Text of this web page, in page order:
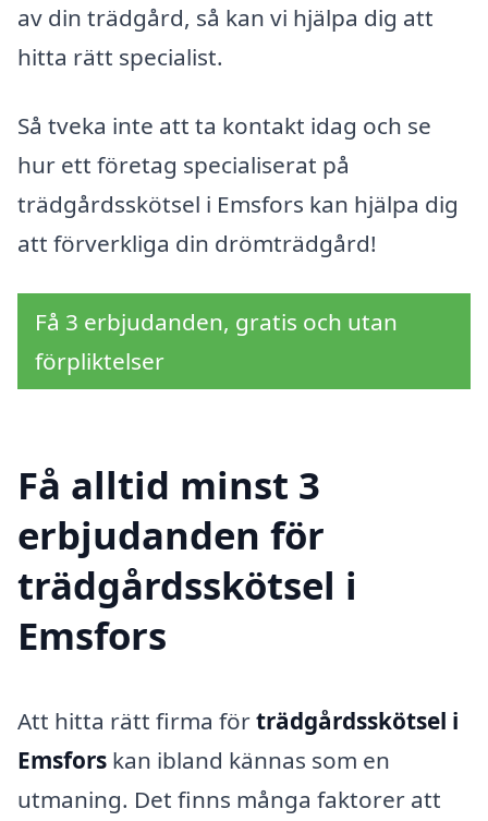
av din trädgård, så kan vi hjälpa dig att
hitta rätt specialist.
Så tveka inte att ta kontakt idag och se
hur ett företag specialiserat på
trädgårdsskötsel i Emsfors kan hjälpa dig
att förverkliga din drömträdgård!
Få 3 erbjudanden, gratis och utan
förpliktelser
Få alltid minst 3
erbjudanden för
trädgårdsskötsel i
Emsfors
Att hitta rätt firma förträdgårdsskötsel i
Emsfors kan ibland kännas som en
utmaning. Det finns många faktorer att